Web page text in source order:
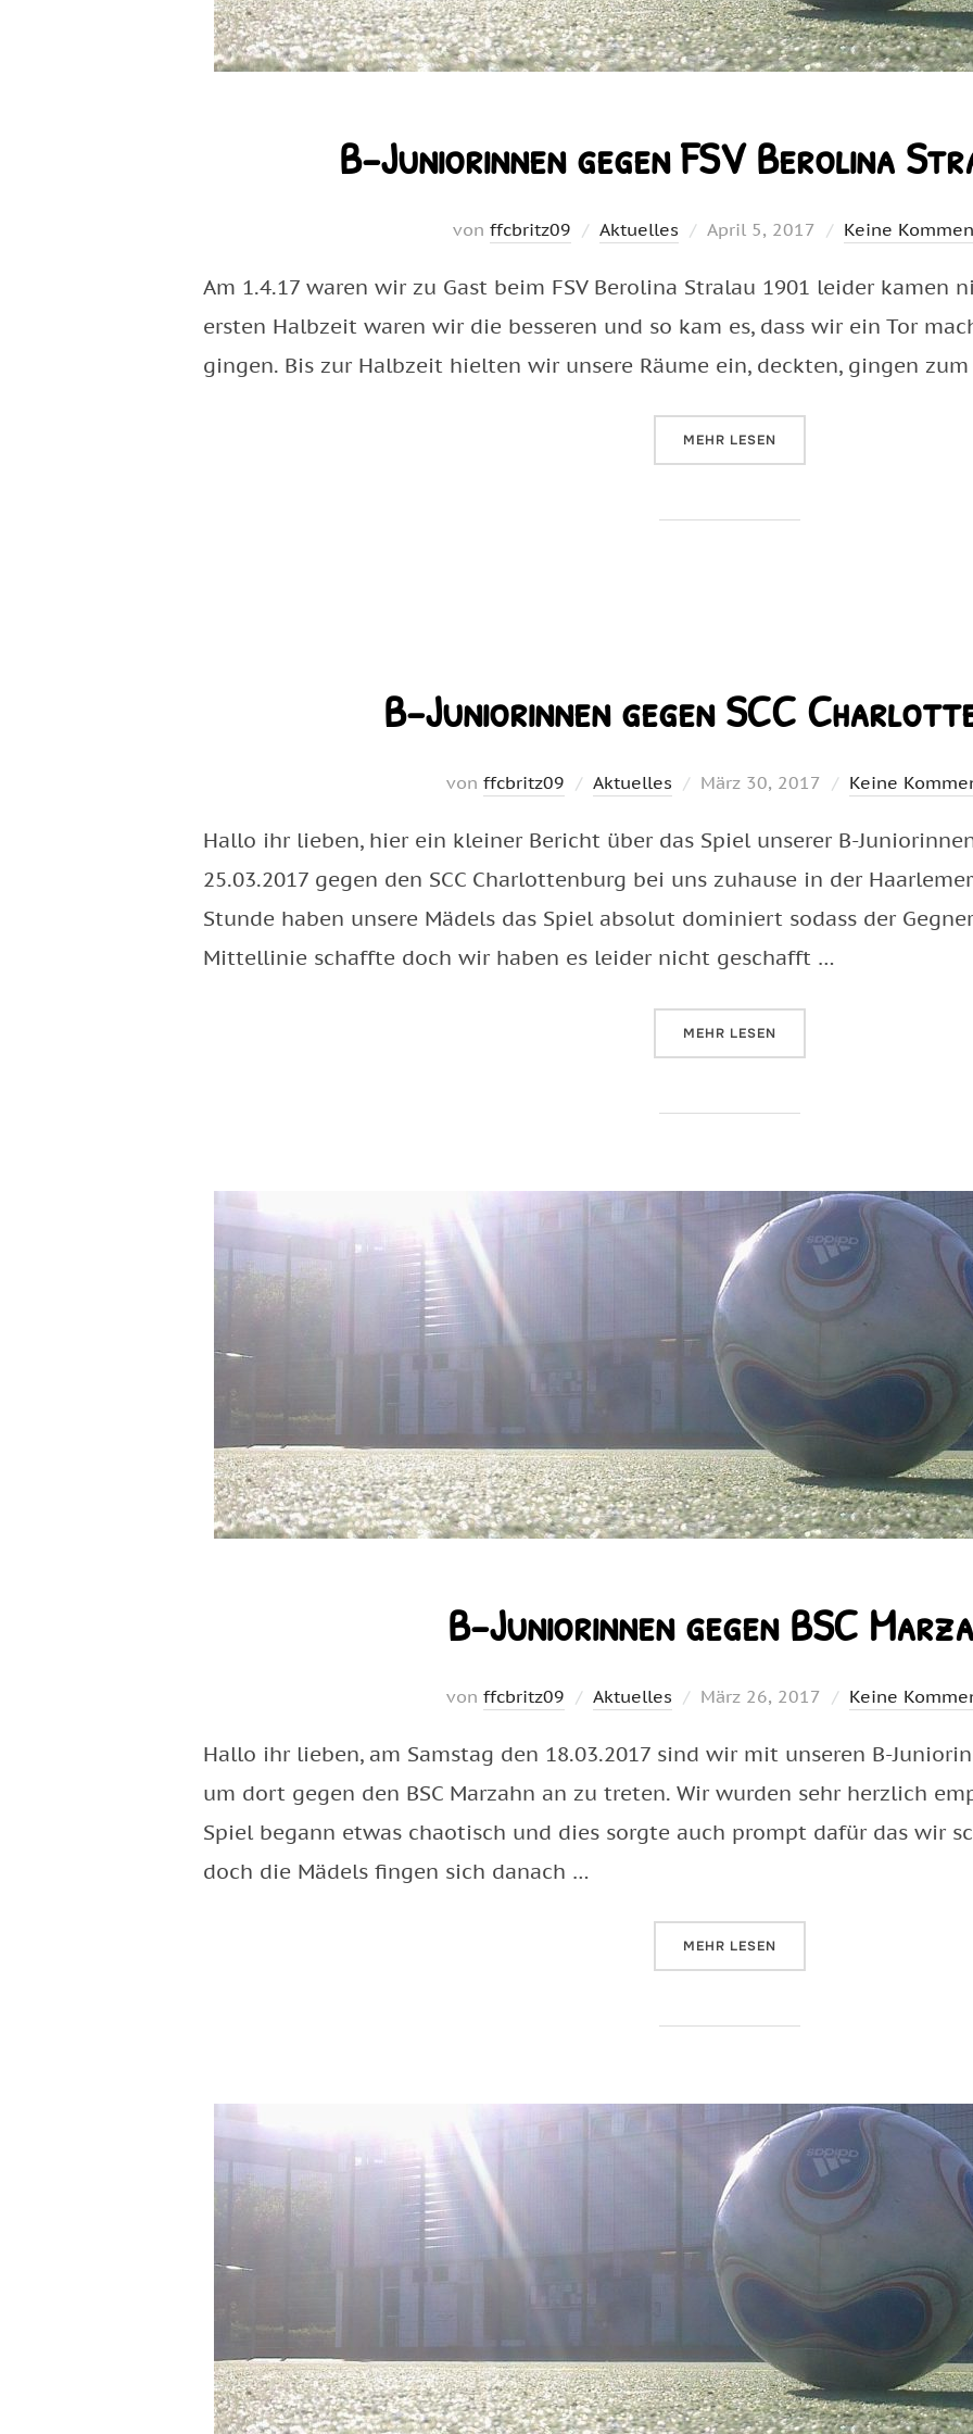
B-Juniorinnen gegen FSV Berolina
von ffcbritz09 Aktuelles
Veröffentlicht
April 5, 2017 Keine
Am 1.4.17 waren wir zu Gast beim FSV Berolina Stralau 1901 leider kamen
ersten Halbzeit waren wir die besseren und so kam es, dass wir ein Tor
gingen. Bis zur Halbzeit hielten wir unsere Räume ein, deckten, gingen
MEHR ÜBER „B-JUNIORINNEN GEGEN
LESEN
B-Juniorinnen gegen SCC
von ffcbritz09 Aktuelles
Veröffentlicht
März 30, 2017 Keine
Hallo ihr lieben, hier ein kleiner Bericht über das Spiel unserer B-
25.03.2017 gegen den SCC Charlottenburg bei uns zuhause in der
Stunde haben unsere Mädels das Spiel absolut dominiert sodass der
Mittellinie schaffte doch wir haben es leider nicht geschafft …
MEHR ÜBER „B-JUNIORINNEN GEGEN
LESEN
B-Juniorinnen gegen BSC
von ffcbritz09 Aktuelles
Veröffentlicht
März 26, 2017 Keine
Hallo ihr lieben, am Samstag den 18.03.2017 sind wir mit unseren B-
um dort gegen den BSC Marzahn an zu treten. Wir wurden sehr herzlich
Spiel begann etwas chaotisch und dies sorgte auch prompt dafür das wir
doch die Mädels fingen sich danach …
MEHR ÜBER „B-JUNIORINNEN GEGEN
LESEN